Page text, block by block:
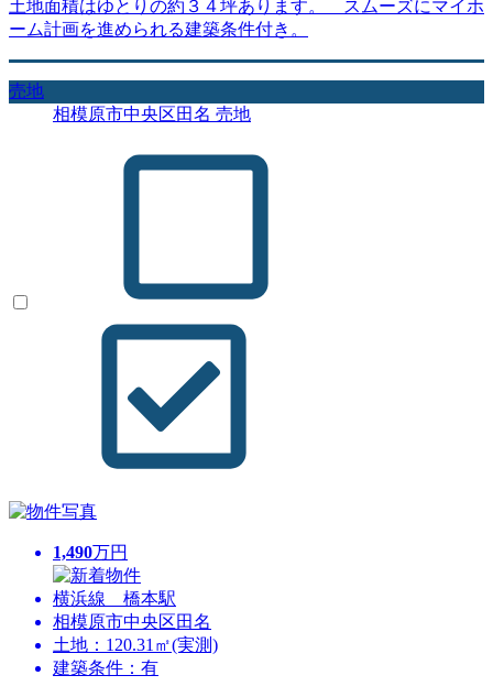
土地面積はゆとりの約３４坪あります。 スムーズにマイホ
ーム計画を進められる建築条件付き。
売地
相模原市中央区田名 売地
1,490万円
横浜線 橋本駅
相模原市中央区田名
土地：120.31㎡(実測)
建築条件：有